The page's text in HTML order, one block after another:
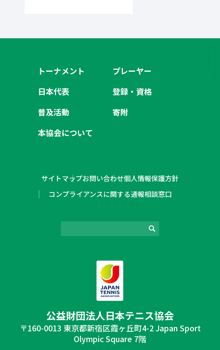
トーナメント
プレーヤー
日本代表
登録・資格
普及活動
寄附
本協会について
サイトマップお問い合わせ個人情報保護方針
コンプライアンスに関する通報相談窓口
公益財団法⼈⽇本テニス協会
〒160-0013 東京都新宿区霞ヶ丘町4-2 Japan Sport
Olympic Square 7階